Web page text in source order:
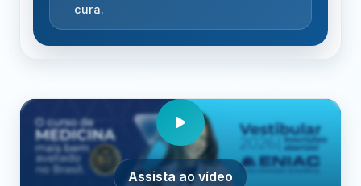
cura.
Assista ao vídeo